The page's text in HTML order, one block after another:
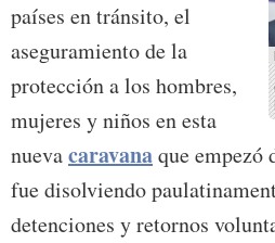
países en tránsito, el
aseguramiento de la
protección a los hombres,
mujeres y niños en esta
nuevacaravanaque empezó
fue disolviendo
detenciones y retornos